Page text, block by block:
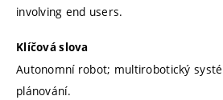
involving end users.
Klíčová slova
Autonomní robot; multirobotický
plánování.